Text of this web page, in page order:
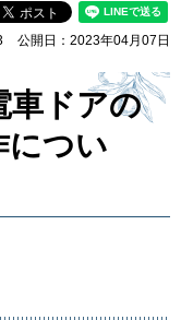
公開日：2023年04月07日
車ドアの
につい